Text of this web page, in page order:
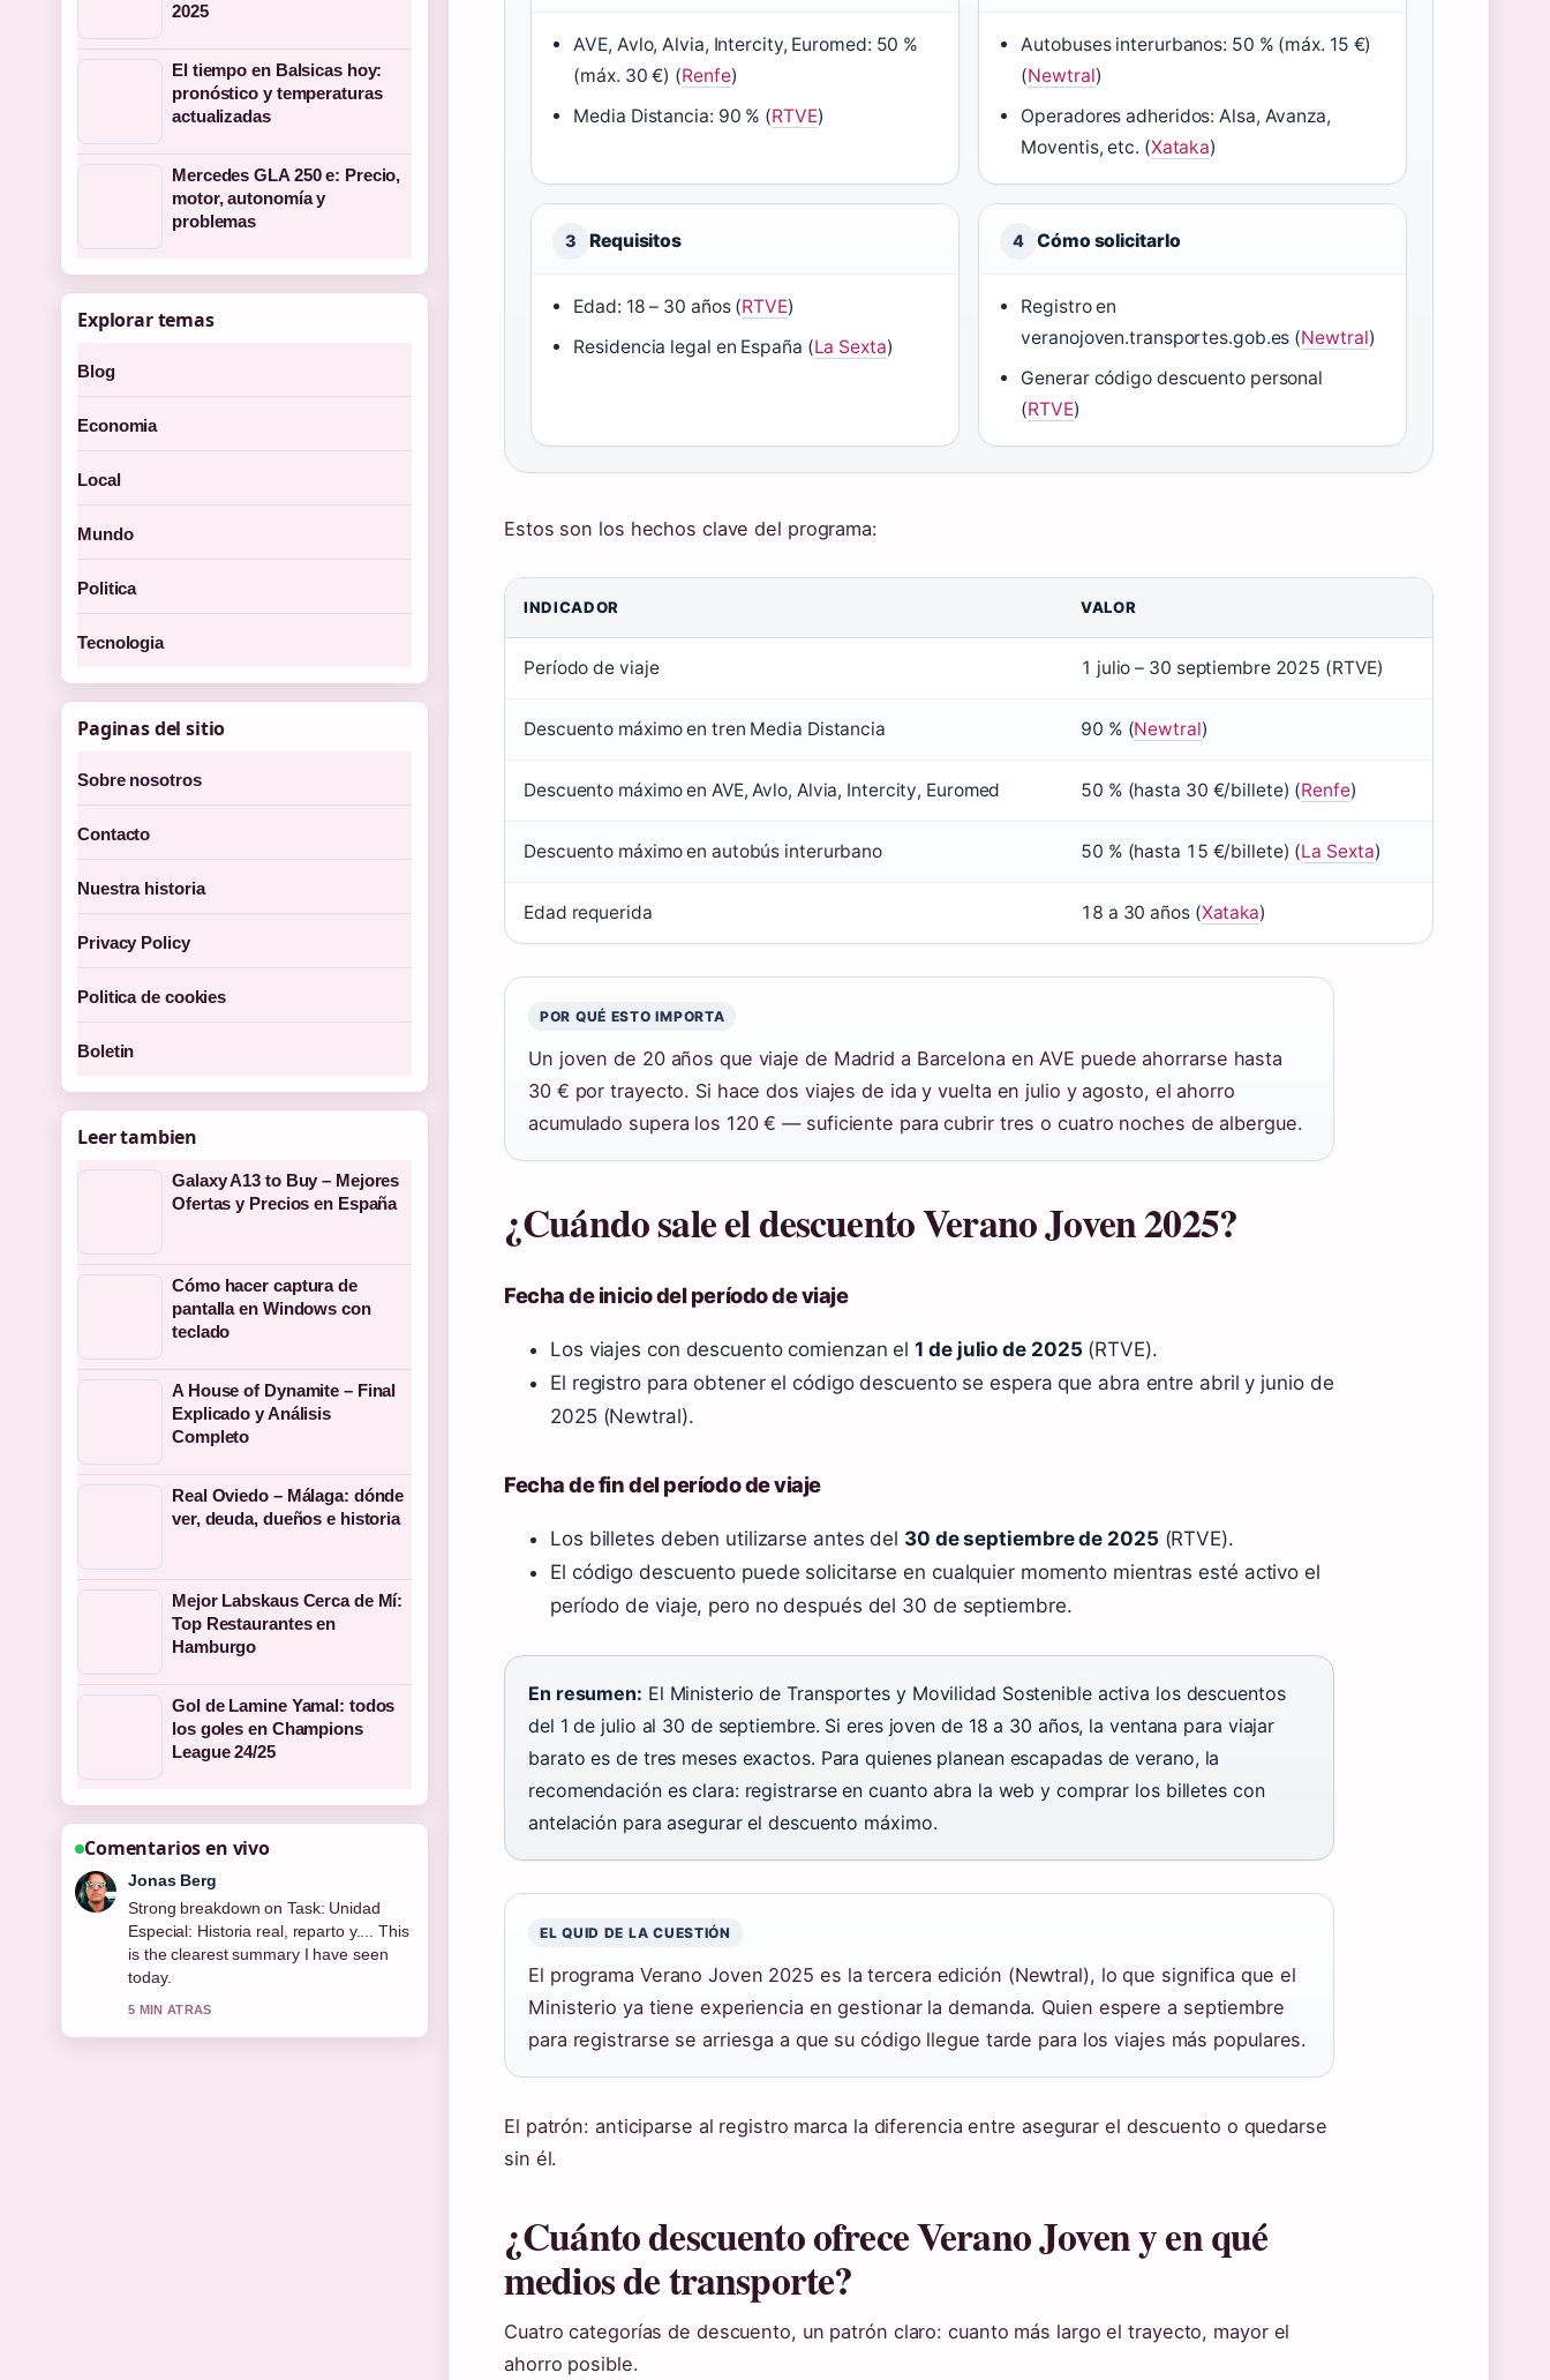
AVE, Avlo, Alvia, Intercity, Euromed: 50 %
(máx. 30 €) (Renfe)
Media Distancia: 90 % (RTVE)
Autobuses interurbanos: 50 % (máx. 15 €)
(Newtral)
Operadores adheridos: Alsa, Avanza,
Moventis, etc. (Xataka)
3 Requisitos
Edad: 18 – 30 años (RTVE)
Residencia legal en España (La Sexta)
4 Cómo solicitarlo
Registro en
veranojoven.transportes.gob.es (Newtral)
Generar código descuento personal
(RTVE)
Estos son los hechos clave del programa:
Hechos
del
Verano
2025
INDICADOR VALOR
Período de viaje 1 julio – 30 septiembre 2025 (RTVE)
Descuento máximo en tren Media Distancia 90 % (Newtral)
Descuento máximo en AVE, Avlo, Alvia, Intercity, Euromed 50 % (hasta 30 €/billete) (Renfe)
Descuento máximo en autobús interurbano 50 % (hasta 15 €/billete) (La Sexta)
Edad requerida 18 a 30 años (Xataka)
POR QUÉ ESTO IMPORTA
Un joven de 20 años que viaje de Madrid a Barcelona en AVE puede ahorrarse hasta
30 € por trayecto. Si hace dos viajes de ida y vuelta en julio y agosto, el ahorro
acumulado supera los 120 € — suficiente para cubrir tres o cuatro noches de albergue.
¿Cuándo sale el descuento Verano Joven 2025?
Fecha de inicio del período de viaje
Los viajes con descuento comienzan el1 de julio de 2025 (RTVE).
El registro para obtener el código descuento se espera que abra entre abril y junio de
2025 (Newtral).
Fecha de fin del período de viaje
Los billetes deben utilizarse antes del 30 de septiembre de 2025 (RTVE).
El código descuento puede solicitarse en cualquier momento mientras esté activo el
período de viaje, pero no después del 30 de septiembre.
En resumen: El Ministerio de Transportes y Movilidad Sostenible activa los descuentos
del 1 de julio al 30 de septiembre. Si eres joven de 18 a 30 años, la ventana para viajar
barato es de tres meses exactos. Para quienes planean escapadas de verano, la
recomendación es clara: registrarse en cuanto abra la web y comprar los billetes con
antelación para asegurar el descuento máximo.
EL QUID DE LA CUESTIÓN
El programa Verano Joven 2025 es la tercera edición (Newtral), lo que significa que el
Ministerio ya tiene experiencia en gestionar la demanda. Quien espere a septiembre
para registrarse se arriesga a que su código llegue tarde para los viajes más populares.
El patrón: anticiparse al registro marca la diferencia entre asegurar el descuento o quedarse
sin él.
¿Cuánto descuento ofrece Verano Joven y en qué
medios de transporte?
Cuatro categorías de descuento, un patrón claro: cuanto más largo el trayecto, mayor el
ahorro posible.
2025
El tiempo en Balsicas hoy:
pronóstico y temperaturas
actualizadas
Mercedes GLA 250 e: Precio,
motor, autonomía y
problemas
Explorar temas
Blog
Economia
Local
Mundo
Politica
Tecnologia
Paginas del sitio
Sobre nosotros
Contacto
Nuestra historia
Privacy Policy
Politica de cookies
Boletin
Leer tambien
Galaxy A13 to Buy – Mejores
Ofertas y Precios en España
Cómo hacer captura de
pantalla en Windows con
teclado
A House of Dynamite – Final
Explicado y Análisis
Completo
Real Oviedo – Málaga: dónde
ver, deuda, dueños e historia
Mejor Labskaus Cerca de Mí:
Top Restaurantes en
Hamburgo
Gol de Lamine Yamal: todos
los goles en Champions
League 24/25
Comentarios en vivo
Maya Linden
Following Posiciones de Real Sociedad
Femenino 2024-2025 &#8211;...
closely - appreciate the balanced tone
here.
7 MIN ATRAS